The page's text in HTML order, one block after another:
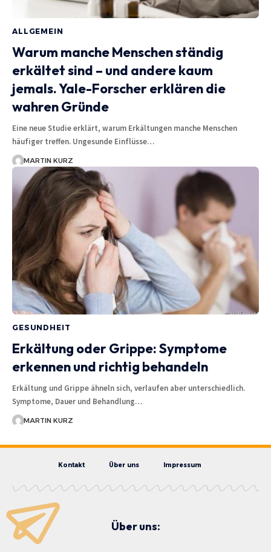
ALLGEMEIN
Warum manche Menschen ständig
erkältet sind – und andere kaum
jemals. Yale-Forscher erklären die
wahren Gründe
Eine neue Studie erklärt, warum Erkältungen manche Menschen
häufiger treffen. Ungesunde Einflüsse…
MARTIN KURZ
GESUNDHEIT
Erkältung oder Grippe: Symptome
erkennen und richtig behandeln
Erkältung und Grippe ähneln sich, verlaufen aber unterschiedlich.
Symptome, Dauer und Behandlung…
MARTIN KURZ
Kontakt Über uns Impressum
Über uns: